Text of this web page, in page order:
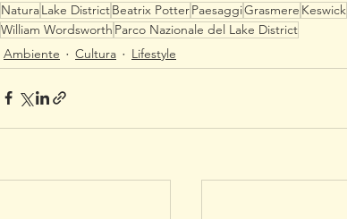
NaturaLake DistrictBeatrix PotterPaesaggiGrasmere Keswick
William Wordsworth Parco Nazionale del Lake District
Ambiente
Cultura Lifestyle